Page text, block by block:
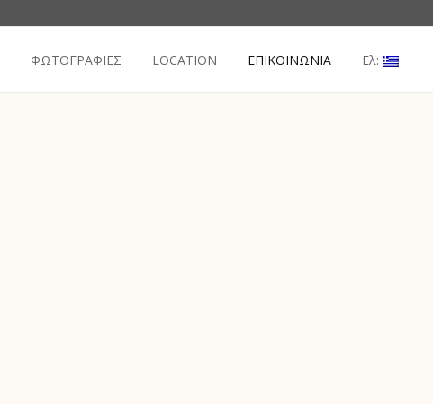
ΦΩΤΟΓΡΑΦΙΕΣ LOCATION ΕΠΙΚΟΙΝΩΝΙΑ Ελ: